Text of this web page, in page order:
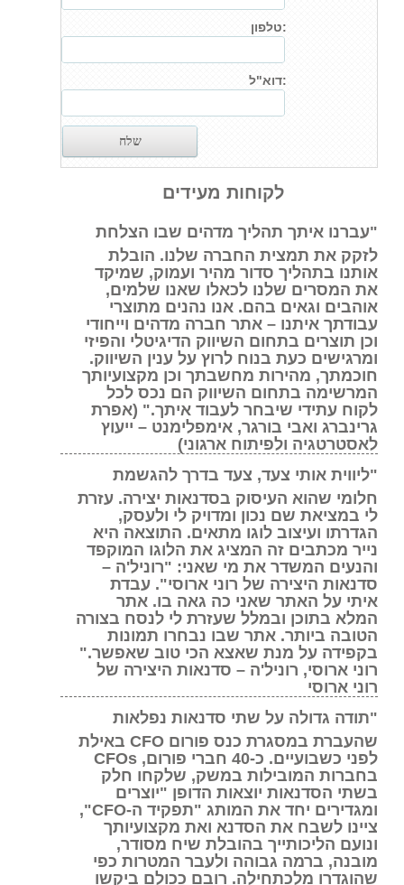
טלפון:
דוא"ל:
לקוחות מעידים
"עברנו איתך תהליך מדהים שבו הצלחת
לזקק את תמצית החברה שלנו. הובלת
אותנו בתהליך סדור מהיר ועמוק, שמיקד
את המסרים שלנו לכאלו שאנו שלמים,
אוהבים וגאים בהם. אנו נהנים מתוצרי
עבודתך איתנו – אתר חברה מדהים וייחודי
וכן תוצרים בתחום השיווק הדיגיטלי והפיזי
ומרגישים כעת בנוח לרוץ על ענין השיווק.
חוכמתך, מהירות מחשבתך וכן מקצועיותך
המרשימה בתחום השיווק הם נכס לכל
לקוח עתידי שיבחר לעבוד איתך." (אפרת
גרינברג ואבי בורגר, אימפלימנט – ייעוץ
לאסטרטגיה ולפיתוח ארגוני)
"ליווית אותי צעד, צעד בדרך להגשמת
חלומי שהוא העיסוק בסדנאות יצירה. עזרת
לי במציאת שם נכון ומדויק לי ולעסק,
הגדרתו ועיצוב לוגו מתאים. התוצאה היא
נייר מכתבים זה המציג את הלוגו המוקפד
והנעים המשדר את מי שאני: "רוניל'ה –
סדנאות היצירה של רוני ארוסי". עבדת
איתי על האתר שאני כה גאה בו. אתר
המלא בתוכן ובמלל שעזרת לי לנסח בצורה
הטובה ביותר. אתר שבו נבחרו תמונות
בקפידה על מנת שאצא הכי טוב שאפשר."
רוני ארוסי, רוניל'ה – סדנאות היצירה של
רוני ארוסי
"תודה גדולה על שתי סדנאות נפלאות
שהעברת במסגרת כנס פורום CFO באילת
לפני כשבועיים. כ-40 חברי פורום, CFOs
בחברות המובילות במשק, שלקחו חלק
בשתי הסדנאות יוצאות הדופן "יוצרים
ומגדירים יחד את המותג "תפקיד ה-CFO",
ציינו לשבח את הסדנא ואת מקצועיותך
ונועם הליכותייך בהובלת שיח מסודר,
מובנה, ברמה גבוהה ולעבר המטרות כפי
שהוגדרו מלכתחילה. רובם ככולם ביקשו